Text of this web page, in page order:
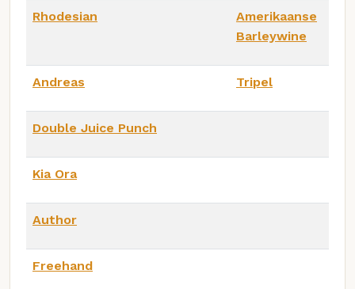
Rhodesian
Amerikaanse
Barleywine
Andreas Tripel
Double Juice Punch
Kia Ora
Author
Freehand